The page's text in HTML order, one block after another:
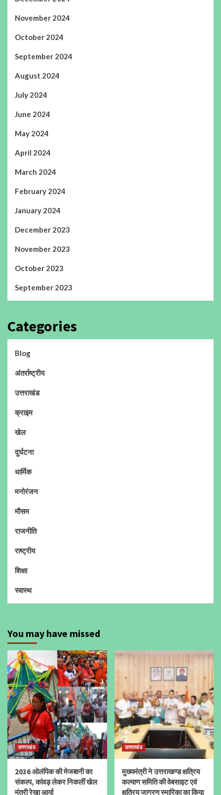
November 2024
October 2024
September 2024
August 2024
July 2024
June 2024
May 2024
April 2024
March 2024
February 2024
January 2024
December 2023
November 2023
October 2023
September 2023
Categories
Blog
अंतर्राष्ट्रीय
उत्तराखंड
क्राइम
खेल
दुर्घटना
धार्मिक
मनोरंजन
मौसम
राजनीति
राष्ट्रीय
शिक्षा
स्वास्थ
You may have missed
उत्तराखंड
2036 ओलंपिक की मेजबानी का
संकल्प, कांवड़ लेकर निकलीं खेल
मंत्री रेखा आर्या
उत्तराखंड
मुख्यमंत्री ने उत्तराखण्ड क्षत्रिय
कल्याण समिति की वेबसाइट एवं
क्षत्रिय जागरण स्मारिका का किया